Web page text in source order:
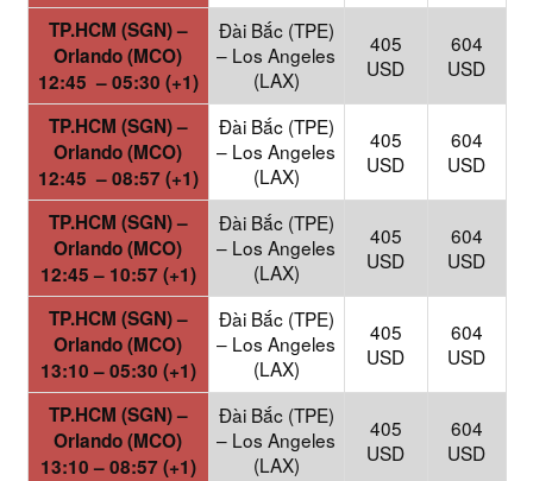
TP.HCM (SGN) –
Orlando (MCO)
12:45 – 05:30 (+1)
Đài Bắc (TPE)
– Los Angeles
(LAX)
405
USD
604
USD
TP.HCM (SGN) –
Orlando (MCO)
12:45 – 08:57 (+1)
Đài Bắc (TPE)
– Los Angeles
(LAX)
405
USD
604
USD
TP.HCM (SGN) –
Orlando (MCO)
12:45 – 10:57 (+1)
Đài Bắc (TPE)
– Los Angeles
(LAX)
405
USD
604
USD
TP.HCM (SGN) –
Orlando (MCO)
13:10 – 05:30 (+1)
Đài Bắc (TPE)
– Los Angeles
(LAX)
405
USD
604
USD
TP.HCM (SGN) –
Orlando (MCO)
13:10 – 08:57 (+1)
Đài Bắc (TPE)
– Los Angeles
(LAX)
405
USD
604
USD